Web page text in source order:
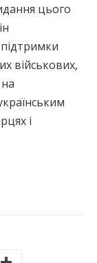
цього
військових,
і